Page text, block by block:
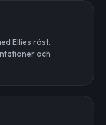
Ellies röst.
och